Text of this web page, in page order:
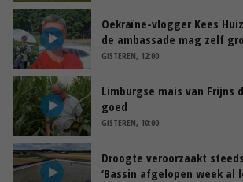
Oekraïne-vlogger Kees
de ambassade mag zelf
GISTEREN, 12:00
Limburgse mais van Frijns
goed
GISTEREN, 10:00
Droogte veroorzaakt
‘Bassin afgelopen week al